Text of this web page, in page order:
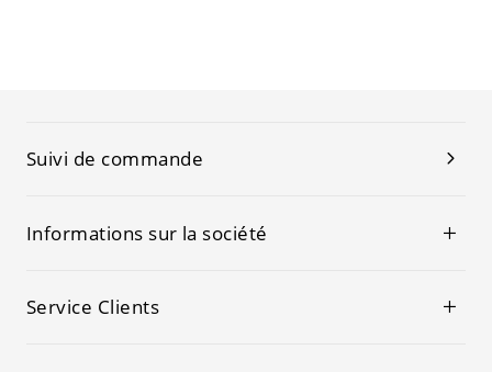
Suivi de commande
Informations sur la société
Service Clients